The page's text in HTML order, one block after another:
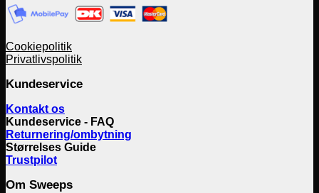
Cookiepolitik
Privatlivspolitik
Kundeservice
Kontakt os
Kundeservice - FAQ
Returnering/ombytning
Størrelses Guide
Trustpilot
Om Sweeps